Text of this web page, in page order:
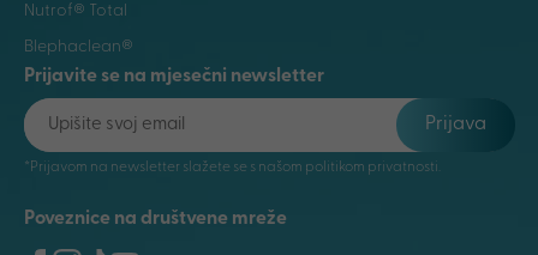
Nutrof® Total
Blephaclean®
Prijavite se na mjesečni newsletter
Prijava
*Prijavom na newsletter slažete se s našom politikom privatnosti.
Poveznice na društvene mreže